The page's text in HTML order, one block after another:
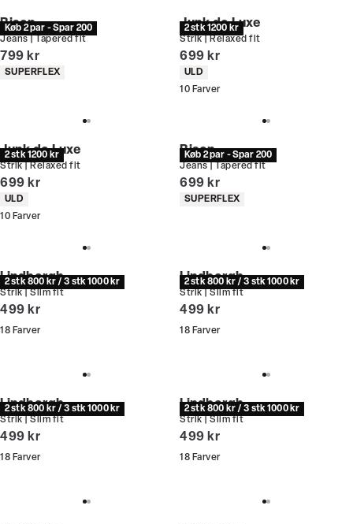
Køb 2 par - Spar 200
Bison
Jeans | Tapered fit
I alt (inkl. rabat)
799 kr
Produkt egenskaber
SUPERFLEX
2 stk 1200 kr
Junk de Luxe
Strik | Relaxed fit
I alt (inkl. rabat)
699 kr
Produkt egenskaber
ULD
10 Farver
2 stk 1200 kr
Junk de Luxe
Strik | Relaxed fit
I alt (inkl. rabat)
699 kr
Produkt egenskaber
ULD
10 Farver
Køb 2 par - Spar 200
Bison
Jeans | Tapered fit
I alt (inkl. rabat)
699 kr
Produkt egenskaber
SUPERFLEX
2 stk 800 kr / 3 stk 1000 kr
Lindbergh
Strik | Slim fit
I alt (inkl. rabat)
499 kr
18 Farver
2 stk 800 kr / 3 stk 1000 kr
Lindbergh
Strik | Slim fit
I alt (inkl. rabat)
499 kr
18 Farver
2 stk 800 kr / 3 stk 1000 kr
Lindbergh
Strik | Slim fit
I alt (inkl. rabat)
499 kr
18 Farver
2 stk 800 kr / 3 stk 1000 kr
Lindbergh
Strik | Slim fit
I alt (inkl. rabat)
499 kr
18 Farver